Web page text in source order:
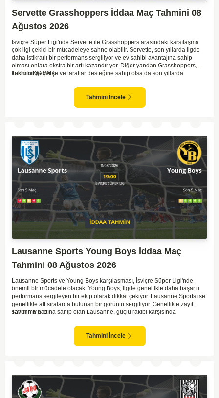
Servette Grasshoppers İddaa Maç Tahmini 08
Ağustos 2026
İsviçre Süper Ligi'nde Servette ile Grasshoppers arasındaki karşılaşma
çok ilgi çekici bir mücadeleye sahne olabilir. Servette, son yıllarda ligde
daha istikrarlı bir performans sergiliyor ve ev sahibi avantajına sahip
olması onlara ekstra bir artı kazandırıyor. Diğer yandan Grasshoppers,
köklü bir geçmişe ve taraftar desteğine sahip olsa da son yıllarda
genellikle maçlarda gol yollarında etkili olurken, Grasshoppers savunma
anlamında zaman zaman sorunlar yaşayabiliyor. Bu durumda,
karşılaşmanın gollü geçmesi muhtemel gözüküyor. İki takımın oyun tarzını
Tahmin KG VAR
Tahmini İncele
Lausanne Sports Young Boys İddaa Maç
Tahmini 08 Ağustos 2026
Lausanne Sports ve Young Boys karşılaşması, İsviçre Süper Ligi'nde
önemli bir mücadele olacak. Young Boys, ligde genellikle daha başarılı
performans sergileyen bir ekip olarak dikkat çekiyor. Lausanne Sports ise
genellikle alt sıralarda bulunan bir görüntü sergiliyor. Genellikle zayıf
savunma hattına sahip olan Lausanne, güçlü rakibi karşısında
Maçın sonucunda Young Boys'un galip gelme olasılığı yüksek görünüyor.
Tahmin MS 2
Tahmini İncele